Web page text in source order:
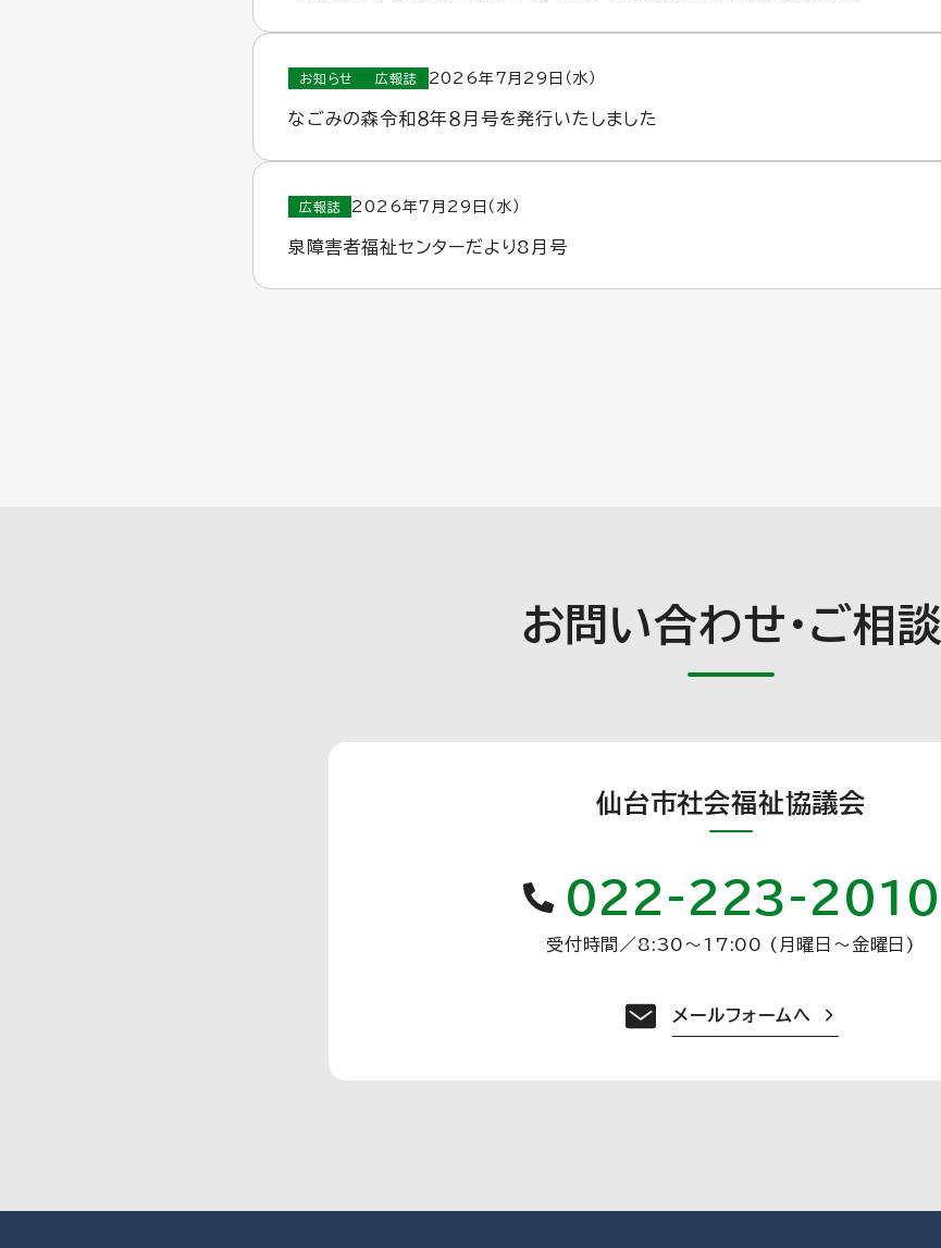
お知らせ 広報誌 2026年7月29日（水）
なごみの森令和８年８月号を発行いたしました
広報誌 2026年7月29日（水）
泉障害者福祉センターだより8月号
お問い合わせ・ご相談
仙台市社会福祉協議会
022-223-2010
受付時間 ／8:30〜17:00 (月曜日〜金曜日)
メールフォームへ